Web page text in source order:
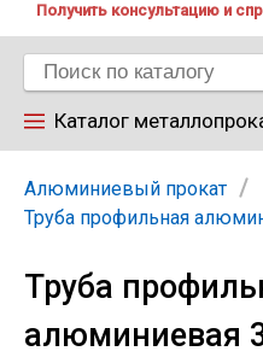
Получить консультацию и
Каталог
Арматура
Труба
Алюминиевый прокат
Труба профильная
Труба
алюминиевая